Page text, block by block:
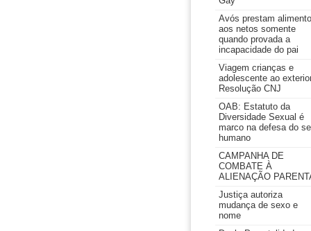
Avós prestam
aos netos somente
quando provada a
incapacidade do pai
Viagem crianças e
adolescente ao
Resolução CNJ
OAB: Estatuto da
Diversidade Sexual é
marco na defesa do
humano
CAMPANHA DE
COMBATE À
ALIENAÇÃO
Justiça autoriza
mudança de sexo e
nome